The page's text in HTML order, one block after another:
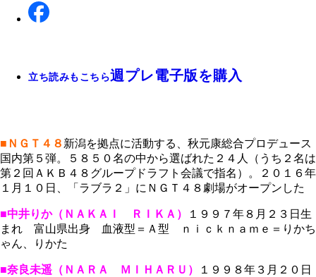
立ち読みもこちら週プレ電子版を購入
■ＮＧＴ４８ 新潟を拠点に活動する、秋元康総合プロデュース
国内第５弾。５８５０名の中から選ばれた２４人（うち２名は
第２回ＡＫＢ４８グループドラフト会議で指名）。２０１６年
１月１０日、「ラブラ２」にＮＧＴ４８劇場がオープンした
■中井りか（ＮＡＫＡＩ ＲＩＫＡ）
１９９７年８月２３日生
まれ 富山県出身 血液型＝Ａ型 ｎｉｃｋｎａｍｅ＝りかち
ゃん、りかた
■奈良未遥（ＮＡＲＡ ＭＩＨＡＲＵ）
１９９８年３月２０日